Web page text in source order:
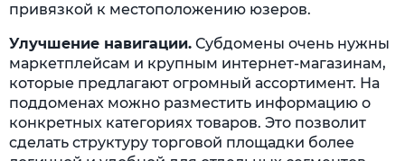
привязкой к местоположению юзеров.
Улучшение навигации. Субдомены очень нужны
маркетплейсам и крупным интернет-магазинам,
которые предлагают огромный ассортимент. На
поддоменах можно разместить информацию о
конкретных категориях товаров. Это позволит
сделать структуру торговой площадки более